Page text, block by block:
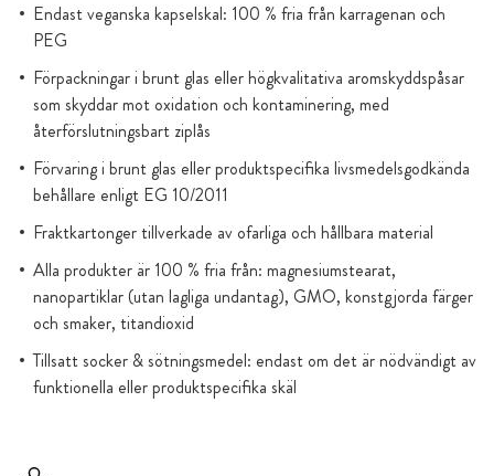
Endast veganska kapselskal: 100 % fria från karragenan och
PEG
Förpackningar i brunt glas eller högkvalitativa aromskyddspåsar
som skyddar mot oxidation och kontaminering, med
återförslutningsbart ziplås
Förvaring i brunt glas eller produktspecifika livsmedelsgodkända
behållare enligt EG 10/2011
Fraktkartonger tillverkade av ofarliga och hållbara material
Alla produkter är 100 % fria från: magnesiumstearat,
nanopartiklar (utan lagliga undantag), GMO, konstgjorda färger
och smaker, titandioxid
Tillsatt socker & sötningsmedel: endast om det är nödvändigt av
funktionella eller produktspecifika skäl